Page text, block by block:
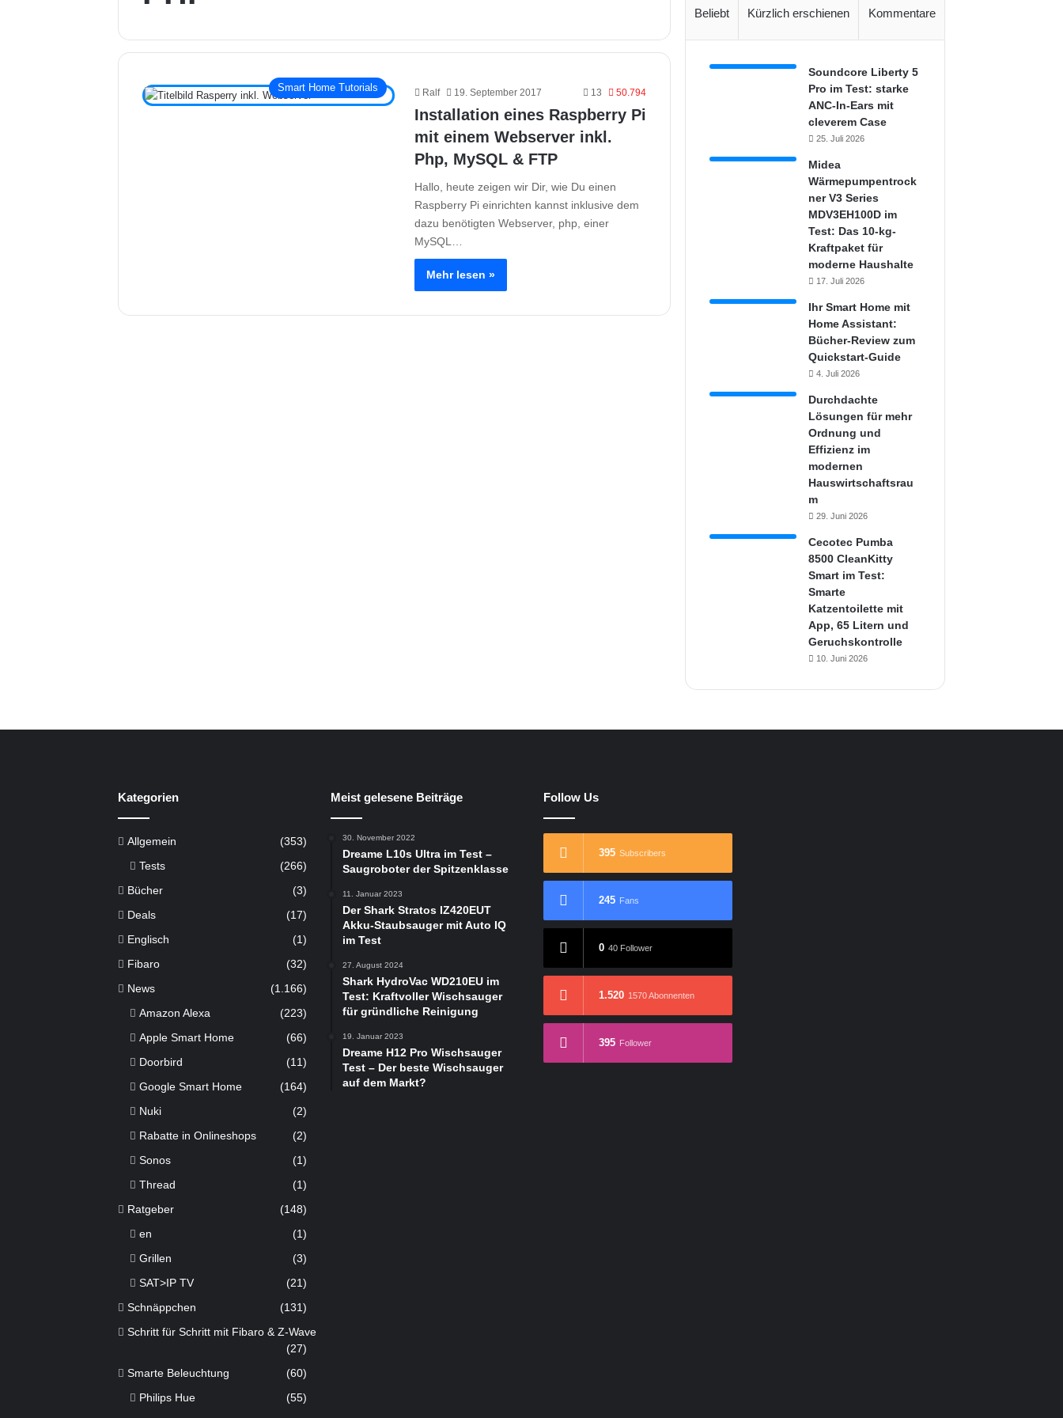
Smart Home Tutorials Ralf 19. September 2017 13 50.794
Installation eines Raspberry Pi
mit einem Webserver inkl.
Php, MySQL & FTP
Hallo, heute zeigen wir Dir, wie Du einen
Raspberry Pi einrichten kannst inklusive dem
dazu benötigten Webserver, php, einer
MySQL…
Mehr lesen »
Beliebt Kürzlich erschienen Kommentare
Soundcore Liberty 5
Pro im Test: starke
ANC-In-Ears mit
cleverem Case
25. Juli 2026
Midea
Wärmepumpentrock
ner V3 Series
MDV3EH100D im
Test: Das 10-kg-
Kraftpaket für
moderne Haushalte
17. Juli 2026
Ihr Smart Home mit
Home Assistant:
Bücher-Review zum
Quickstart-Guide
4. Juli 2026
Durchdachte
Lösungen für mehr
Ordnung und
Effizienz im
modernen
Hauswirtschaftsrau
m
29. Juni 2026
Cecotec Pumba
8500 CleanKitty
Smart im Test:
Smarte
Katzentoilette mit
App, 65 Litern und
Geruchskontrolle
10. Juni 2026
Kategorien
Allgemein (353)
Tests (266)
Bücher (3)
Deals (17)
Englisch (1)
Fibaro (32)
News (1.166)
Amazon Alexa
(223)
Apple Smart Home
(66)
Doorbird
(11)
Google Smart Home
(164)
Nuki
(2)
Rabatte in Onlineshops
(2)
Sonos
(1)
Thread
(1)
Ratgeber (148)
en
(1)
Grillen
(3)
SAT>IP TV
(21)
Schnäppchen (131)
Schritt für Schritt mit Fibaro & Z-Wave
(27)
Smarte Beleuchtung (60)
Philips Hue (55)
Meist gelesene Beiträge
30. November 2022
Dreame L10s Ultra im Test –
Saugroboter der Spitzenklasse
11. Januar 2023
Der Shark Stratos IZ420EUT
Akku-Staubsauger mit Auto IQ
im Test
27. August 2024
Shark HydroVac WD210EU im
Test: Kraftvoller Wischsauger
für gründliche Reinigung
19. Januar 2023
Dreame H12 Pro Wischsauger
Test – Der beste Wischsauger
auf dem Markt?
Follow Us
395 Subscribers
245 Fans
0 40 Follower
1.520 1570 Abonnenten
395 Follower